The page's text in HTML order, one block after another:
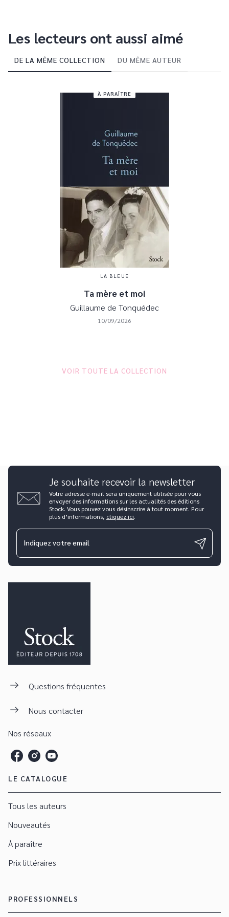
Les lecteurs ont aussi aimé
DE LA MÊME COLLECTION DU MÊME AUTEUR
À PARAÎTRE
LA BLEUE
Ta mère et moi
Guillaume de Tonquédec
10/09/2026
VOIR TOUTE LA COLLECTION
Je souhaite recevoir la newsletter
Votre adresse e-mail sera uniquement utilisée pour vous
envoyer des informations sur les actualités des éditions
Stock. Vous pouvez vous désinscrire à tout moment. Pour
plus d’informations, cliquez ici.
Indiquez votre email
Questions fréquentes
Nous contacter
Nos réseaux
LE CATALOGUE
Tous les auteurs
Nouveautés
À paraître
Prix littéraires
PROFESSIONNELS